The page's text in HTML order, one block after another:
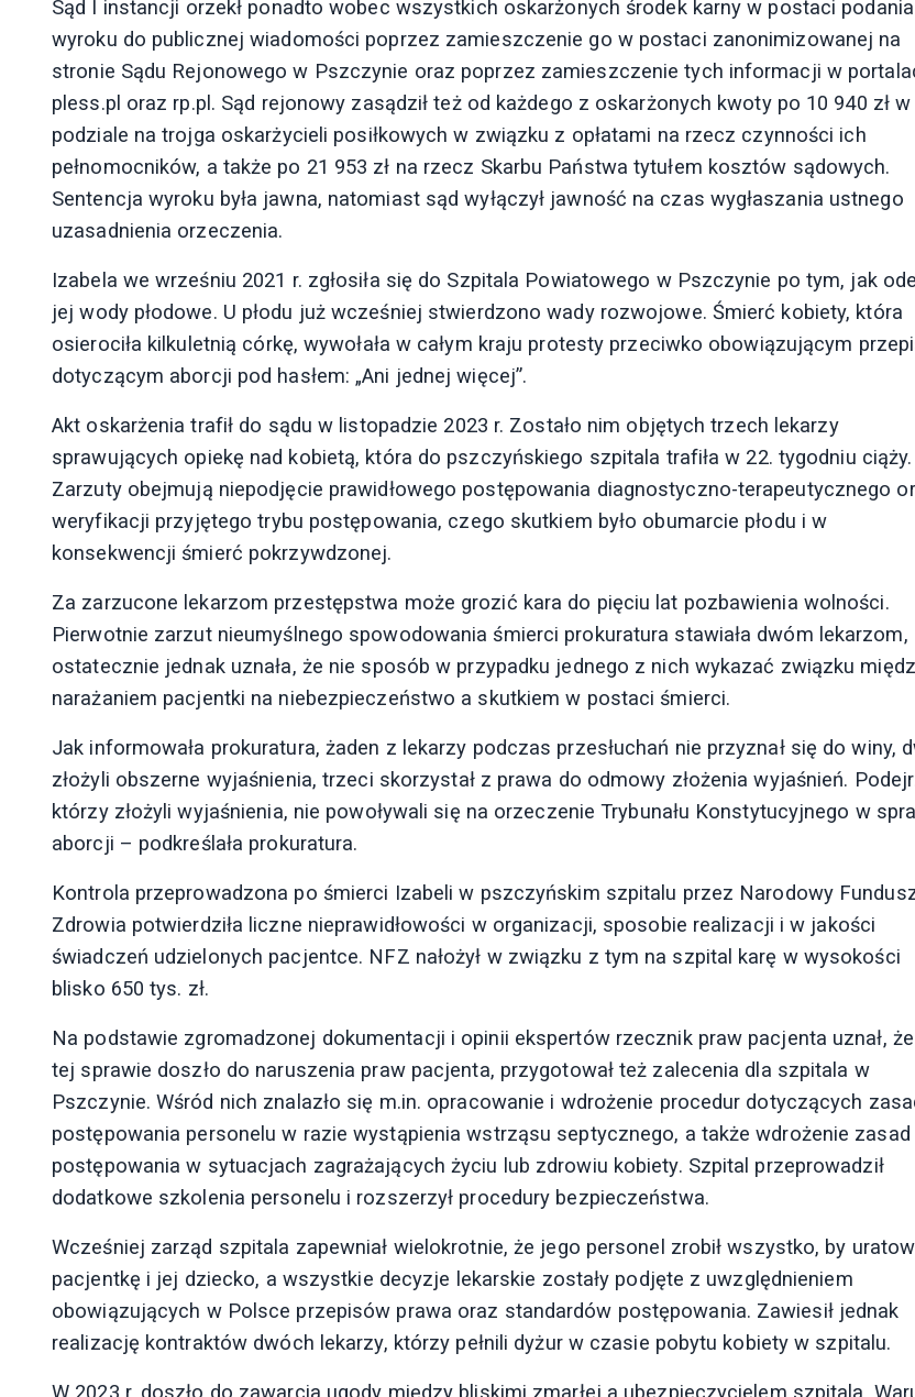
Sąd I instancji orzekł ponadto wobec wszystkich oskarżonych środek karny w postaci podania
wyroku do publicznej wiadomości poprzez zamieszczenie go w postaci zanonimizowanej na
stronie Sądu Rejonowego w Pszczynie oraz poprzez zamieszczenie tych informacji w
pless.pl oraz rp.pl. Sąd rejonowy zasądził też od każdego z oskarżonych kwoty po 10 940 zł w
podziale na trojga oskarżycieli posiłkowych w związku z opłatami na rzecz czynności ich
pełnomocników, a także po 21 953 zł na rzecz Skarbu Państwa tytułem kosztów sądowych.
Sentencja wyroku była jawna, natomiast sąd wyłączył jawność na czas wygłaszania ustnego
uzasadnienia orzeczenia.
Izabela we wrześniu 2021 r. zgłosiła się do Szpitala Powiatowego w Pszczynie po tym, jak
jej wody płodowe. U płodu już wcześniej stwierdzono wady rozwojowe. Śmierć kobiety, która
osierociła kilkuletnią córkę, wywołała w całym kraju protesty przeciwko obowiązującym
dotyczącym aborcji pod hasłem: „Ani jednej więcej”.
Akt oskarżenia trafił do sądu w listopadzie 2023 r. Zostało nim objętych trzech lekarzy
sprawujących opiekę nad kobietą, która do pszczyńskiego szpitala trafiła w 22. tygodniu ciąży.
Zarzuty obejmują niepodjęcie prawidłowego postępowania diagnostyczno-terapeutycznego
weryfikacji przyjętego trybu postępowania, czego skutkiem było obumarcie płodu i w
konsekwencji śmierć pokrzywdzonej.
Za zarzucone lekarzom przestępstwa może grozić kara do pięciu lat pozbawienia wolności.
Pierwotnie zarzut nieumyślnego spowodowania śmierci prokuratura stawiała dwóm lekarzom,
ostatecznie jednak uznała, że nie sposób w przypadku jednego z nich wykazać związku
narażaniem pacjentki na niebezpieczeństwo a skutkiem w postaci śmierci.
Jak informowała prokuratura, żaden z lekarzy podczas przesłuchań nie przyznał się do winy,
złożyli obszerne wyjaśnienia, trzeci skorzystał z prawa do odmowy złożenia wyjaśnień.
którzy złożyli wyjaśnienia, nie powoływali się na orzeczenie Trybunału Konstytucyjnego w
aborcji – podkreślała prokuratura.
Kontrola przeprowadzona po śmierci Izabeli w pszczyńskim szpitalu przez Narodowy
Zdrowia potwierdziła liczne nieprawidłowości w organizacji, sposobie realizacji i w jakości
świadczeń udzielonych pacjentce. NFZ nałożył w związku z tym na szpital karę w wysokości
blisko 650 tys. zł.
Na podstawie zgromadzonej dokumentacji i opinii ekspertów rzecznik praw pacjenta uznał,
tej sprawie doszło do naruszenia praw pacjenta, przygotował też zalecenia dla szpitala w
Pszczynie. Wśród nich znalazło się m.in. opracowanie i wdrożenie procedur dotyczących
postępowania personelu w razie wystąpienia wstrząsu septycznego, a także wdrożenie zasad
postępowania w sytuacjach zagrażających życiu lub zdrowiu kobiety. Szpital przeprowadził
dodatkowe szkolenia personelu i rozszerzył procedury bezpieczeństwa.
Wcześniej zarząd szpitala zapewniał wielokrotnie, że jego personel zrobił wszystko, by
pacjentkę i jej dziecko, a wszystkie decyzje lekarskie zostały podjęte z uwzględnieniem
obowiązujących w Polsce przepisów prawa oraz standardów postępowania. Zawiesił jednak
realizację kontraktów dwóch lekarzy, którzy pełnili dyżur w czasie pobytu kobiety w szpitalu.